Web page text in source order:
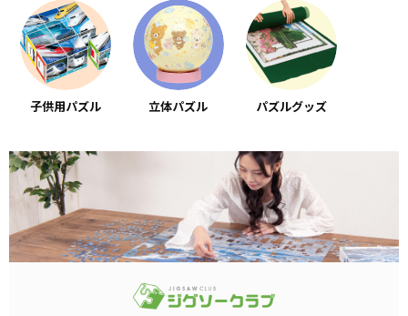
子供用パズル 立体パズル パズルグッズ